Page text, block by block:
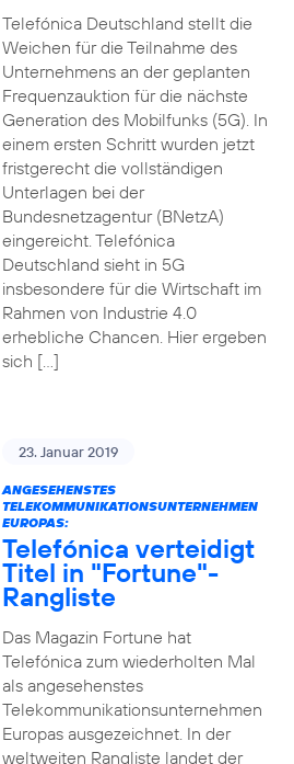
Telefónica Deutschland stellt die
Weichen für die Teilnahme des
Unternehmens an der geplanten
Frequenzauktion für die nächste
Generation des Mobilfunks (5G). In
einem ersten Schritt wurden jetzt
fristgerecht die vollständigen
Unterlagen bei der
Bundesnetzagentur (BNetzA)
eingereicht. Telefónica
Deutschland sieht in 5G
insbesondere für die Wirtschaft im
Rahmen von Industrie 4.0
erhebliche Chancen. Hier ergeben
sich […]
23. Januar 2019
ANGESEHENSTES
TELEKOMMUNIKATIONSUNTERNEHMEN
EUROPAS:
Telefónica verteidigt
Titel in "Fortune"-
Rangliste
Das Magazin Fortune hat
Telefónica zum wiederholten Mal
als angesehenstes
Telekommunikationsunternehmen
Europas ausgezeichnet. In der
weltweiten Rangliste landet der